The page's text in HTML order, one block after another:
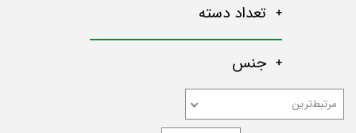
تعداد دسته
جنس
مرتبط‌ترین